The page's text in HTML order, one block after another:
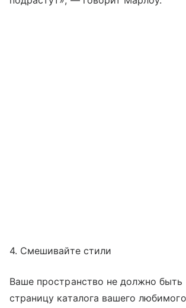
4. Смешивайте стили
Ваше пространство не должно быть
страницу каталога вашего